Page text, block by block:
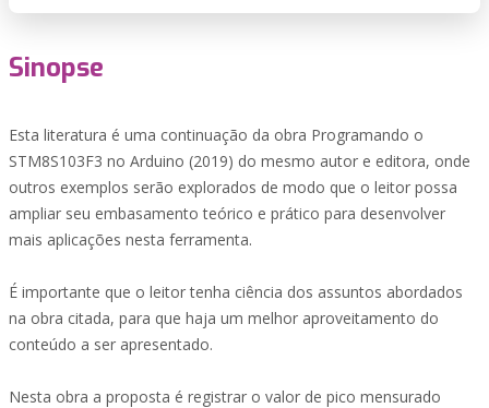
Sinopse
Esta literatura é uma continuação da obra Programando o
STM8S103F3 no Arduino (2019) do mesmo autor e editora, onde
outros exemplos serão explorados de modo que o leitor possa
ampliar seu embasamento teórico e prático para desenvolver
mais aplicações nesta ferramenta.
É importante que o leitor tenha ciência dos assuntos abordados
na obra citada, para que haja um melhor aproveitamento do
conteúdo a ser apresentado.
Nesta obra a proposta é registrar o valor de pico mensurado